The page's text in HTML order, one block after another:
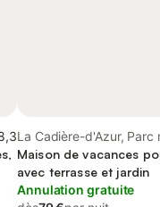
La Cadière-d'Azur, Parc
régional de la Sainte-
Maison de vacances
avec terrasse et jardin
Annulation gratuite